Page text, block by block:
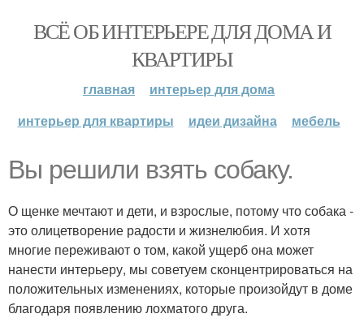
ВСЁ ОБ ИНТЕРЬЕРЕ ДЛЯ ДОМА И
КВАРТИРЫ
главная
интерьер для дома
интерьер для квартиры
идеи дизайна мебель
Вы решили взять собаку.
О щенке мечтают и дети, и взрослые, потому что собака -
это олицетворение радости и жизнелюбия. И хотя
многие переживают о том, какой ущерб она может
нанести интерьеру, мы советуем сконцентрироваться на
положительных изменениях, которые произойдут в доме
благодаря появлению лохматого друга.